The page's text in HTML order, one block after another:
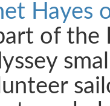
Hayes
of the